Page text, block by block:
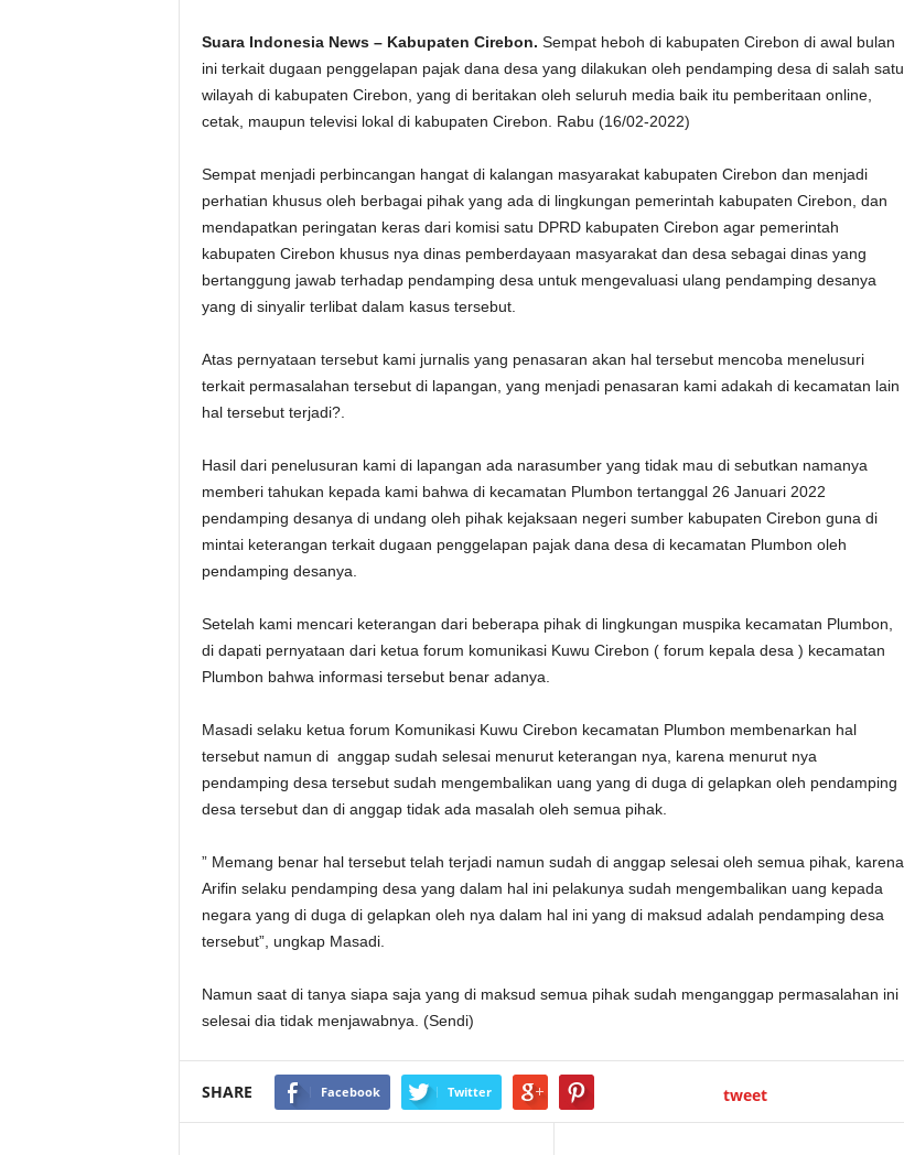
Suara Indonesia News – Kabupaten Cirebon. Sempat heboh di kabupaten Cirebon di awal bulan
ini terkait dugaan penggelapan pajak dana desa yang dilakukan oleh pendamping desa di salah satu
wilayah di kabupaten Cirebon, yang di beritakan oleh seluruh media baik itu pemberitaan online,
cetak, maupun televisi lokal di kabupaten Cirebon. Rabu (16/02-2022)
Sempat menjadi perbincangan hangat di kalangan masyarakat kabupaten Cirebon dan menjadi
perhatian khusus oleh berbagai pihak yang ada di lingkungan pemerintah kabupaten Cirebon, dan
mendapatkan peringatan keras dari komisi satu DPRD kabupaten Cirebon agar pemerintah
kabupaten Cirebon khusus nya dinas pemberdayaan masyarakat dan desa sebagai dinas yang
bertanggung jawab terhadap pendamping desa untuk mengevaluasi ulang pendamping desanya
yang di sinyalir terlibat dalam kasus tersebut.
Atas pernyataan tersebut kami jurnalis yang penasaran akan hal tersebut mencoba menelusuri
terkait permasalahan tersebut di lapangan, yang menjadi penasaran kami adakah di kecamatan lain
hal tersebut terjadi?.
Hasil dari penelusuran kami di lapangan ada narasumber yang tidak mau di sebutkan namanya
memberi tahukan kepada kami bahwa di kecamatan Plumbon tertanggal 26 Januari 2022
pendamping desanya di undang oleh pihak kejaksaan negeri sumber kabupaten Cirebon guna di
mintai keterangan terkait dugaan penggelapan pajak dana desa di kecamatan Plumbon oleh
pendamping desanya.
Setelah kami mencari keterangan dari beberapa pihak di lingkungan muspika kecamatan Plumbon,
di dapati pernyataan dari ketua forum komunikasi Kuwu Cirebon ( forum kepala desa ) kecamatan
Plumbon bahwa informasi tersebut benar adanya.
Masadi selaku ketua forum Komunikasi Kuwu Cirebon kecamatan Plumbon membenarkan hal
tersebut namun di anggap sudah selesai menurut keterangan nya, karena menurut nya
pendamping desa tersebut sudah mengembalikan uang yang di duga di gelapkan oleh pendamping
desa tersebut dan di anggap tidak ada masalah oleh semua pihak.
” Memang benar hal tersebut telah terjadi namun sudah di anggap selesai oleh semua pihak, karena
Arifin selaku pendamping desa yang dalam hal ini pelakunya sudah mengembalikan uang kepada
negara yang di duga di gelapkan oleh nya dalam hal ini yang di maksud adalah pendamping desa
tersebut”, ungkap Masadi.
Namun saat di tanya siapa saja yang di maksud semua pihak sudah menganggap permasalahan ini
selesai dia tidak menjawabnya. (Sendi)
SHARE Facebook Twitter tweet